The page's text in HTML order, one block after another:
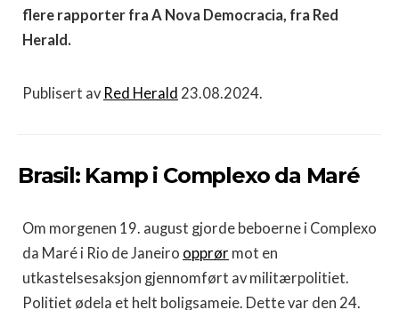
flere rapporter fra A Nova Democracia, fra Red
Herald.
Publisert av Red Herald 23.08.2024.
Brasil: Kamp i Complexo da Maré
Om morgenen 19. august gjorde beboerne i Complexo
da Maré i Rio de Janeiro opprør mot en
utkastelsesaksjon gjennomført av militærpolitiet.
Politiet ødela et helt boligsameie. Dette var den 24.